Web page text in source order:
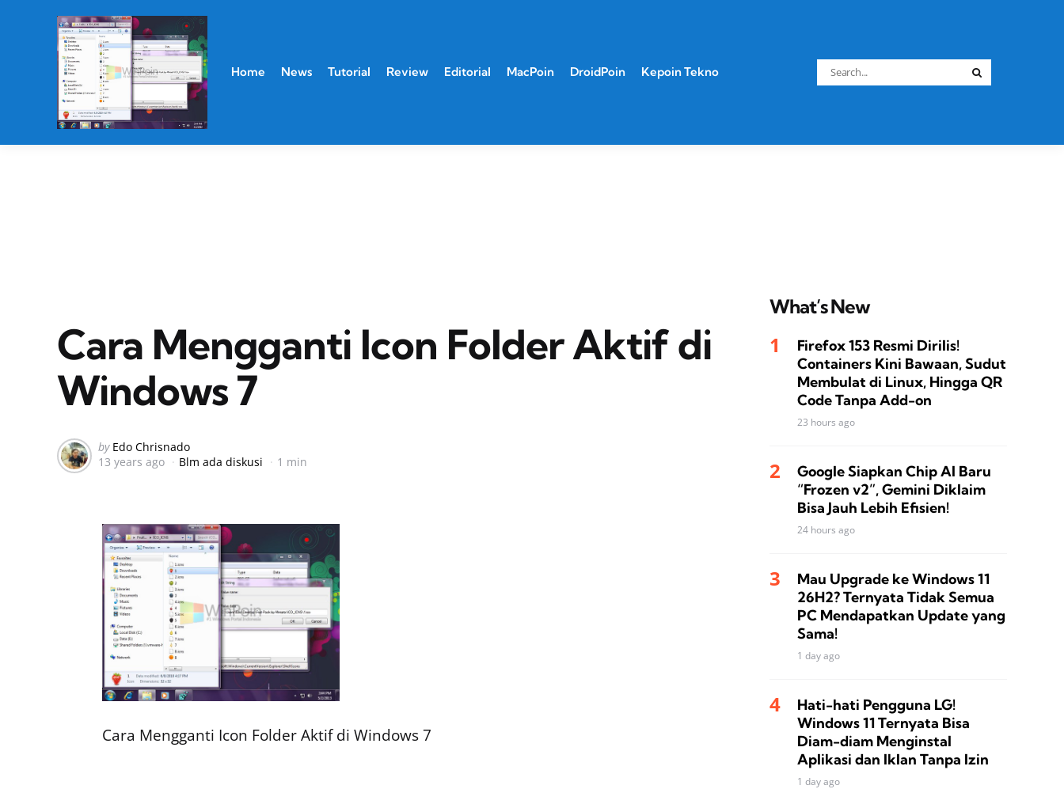
Home News Tutorial Review Editorial MacPoin DroidPoin Kepoin Tekno
Search
for:
Cara Mengganti Icon Folder Aktif di
Windows 7
Posted
by
by Edo Chrisnado
13 years ago
Blm ada diskusi 1 min
Cara Mengganti Icon Folder Aktif di Windows 7
What’s New
Firefox 153 Resmi Dirilis!
Containers Kini Bawaan, Sudut
Membulat di Linux, Hingga QR
Code Tanpa Add-on
23 hours ago
Google Siapkan Chip AI Baru
“Frozen v2”, Gemini Diklaim
Bisa Jauh Lebih Efisien!
24 hours ago
Mau Upgrade ke Windows 11
26H2? Ternyata Tidak Semua
PC Mendapatkan Update yang
Sama!
1 day ago
Hati-hati Pengguna LG!
Windows 11 Ternyata Bisa
Diam-diam Menginstal
Aplikasi dan Iklan Tanpa Izin
1 day ago